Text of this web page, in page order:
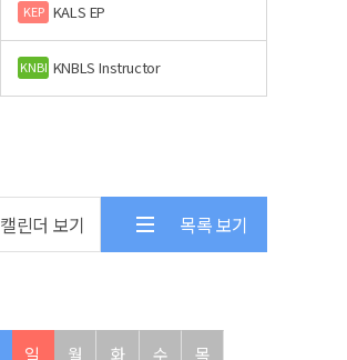
KEP KALS EP
KNBI KNBLS Instructor
캘린더 보기 목록 보기
일 월 화 수 목